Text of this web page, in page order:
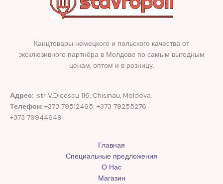
Канцтовары немецкого и польского качества от
эксклюзивного партнёра в Молдове по самым выгодным
ценам, оптом и в розницу.
Адрес: str V.Dicescu 116, Chisinau, Moldova.
Телефон: +373 79512465; +373 79255276
+373 79944649
Главная
Специальные предложения
О Нас
Магазин